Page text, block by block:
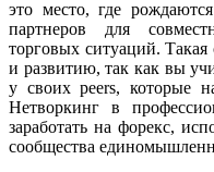
это место, где
партнеров для
торговых ситуаций. Такая
и развитию, так как вы
у своих peers, которые
Нетворкинг в
заработать на форекс,
сообщества